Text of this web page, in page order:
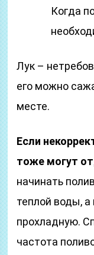
Когда
Лук –
его можно
месте.
Если
тоже могут
начинать
теплой воды, а
прохладную.
частота